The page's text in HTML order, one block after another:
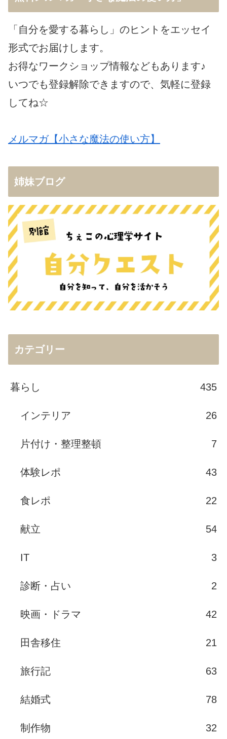
「自分を愛する暮らし」のヒントをエッセイ
形式でお届けします。
お得なワークショップ情報などもあります♪
いつでも登録解除できますので、気軽に登録
してね☆
メルマガ【小さな魔法の使い方】
姉妹ブログ
カテゴリー
暮らし 435
インテリア 26
片付け・整理整頓 7
体験レポ 43
食レポ 22
献立 54
IT 3
診断・占い 2
映画・ドラマ 42
田舎移住 21
旅行記 63
結婚式 78
制作物 32